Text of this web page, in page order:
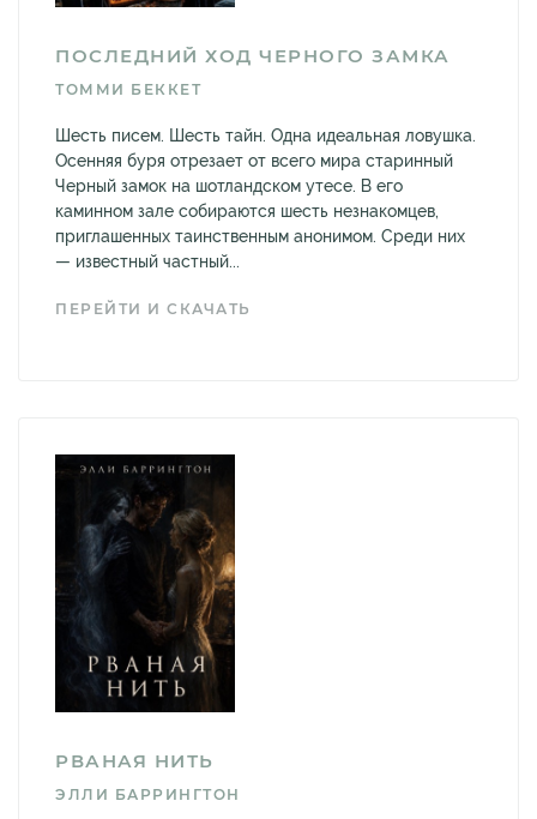
ПОСЛЕДНИЙ ХОД ЧЕРНОГО ЗАМКА
ТОММИ БЕККЕТ
Шесть писем. Шесть тайн. Одна идеальная ловушка.
Осенняя буря отрезает от всего мира старинный
Черный замок на шотландском утесе. В его
каминном зале собираются шесть незнакомцев,
приглашенных таинственным анонимом. Среди них
— известный частный...
ПЕРЕЙТИ И СКАЧАТЬ
РВАНАЯ НИТЬ
ЭЛЛИ БАРРИНГТОН